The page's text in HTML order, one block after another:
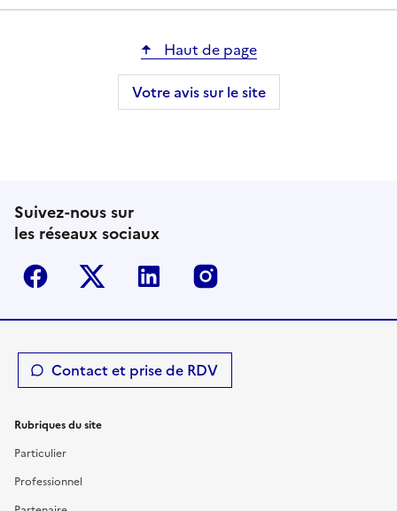
Haut de page
Votre avis sur le site
Suivez-nous sur
les réseaux sociaux
Facebook Twitter-X Linkedin
Contact et prise de RDV
Rubriques du site
Particulier
Professionnel